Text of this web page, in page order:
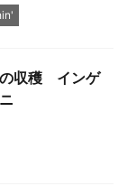
の収穫 インゲ